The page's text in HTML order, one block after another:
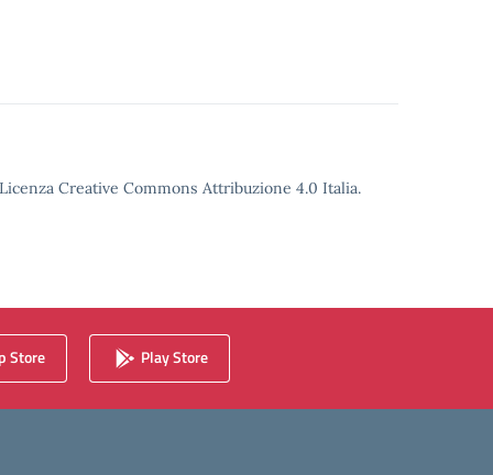
Creative Commons Attribuzione 4.0 Italia.
Store Play Store